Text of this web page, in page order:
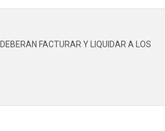
FACTURAR Y LIQUIDAR A LOS